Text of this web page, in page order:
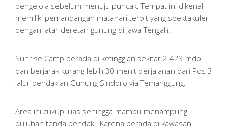
pengelola sebelum menuju puncak. Tempat ini dikenal
memiliki pemandangan matahari terbit yang spektakuler
dengan latar deretan gunung di Jawa Tengah.
Sunrise Camp berada di ketinggian sekitar 2.423 mdpl
dan berjarak kurang lebih 30 menit perjalanan dari Pos 3
jalur pendakian Gunung Sindoro via Temanggung.
Area ini cukup luas sehingga mampu menampung
puluhan tenda pendaki. Karena berada di kawasan